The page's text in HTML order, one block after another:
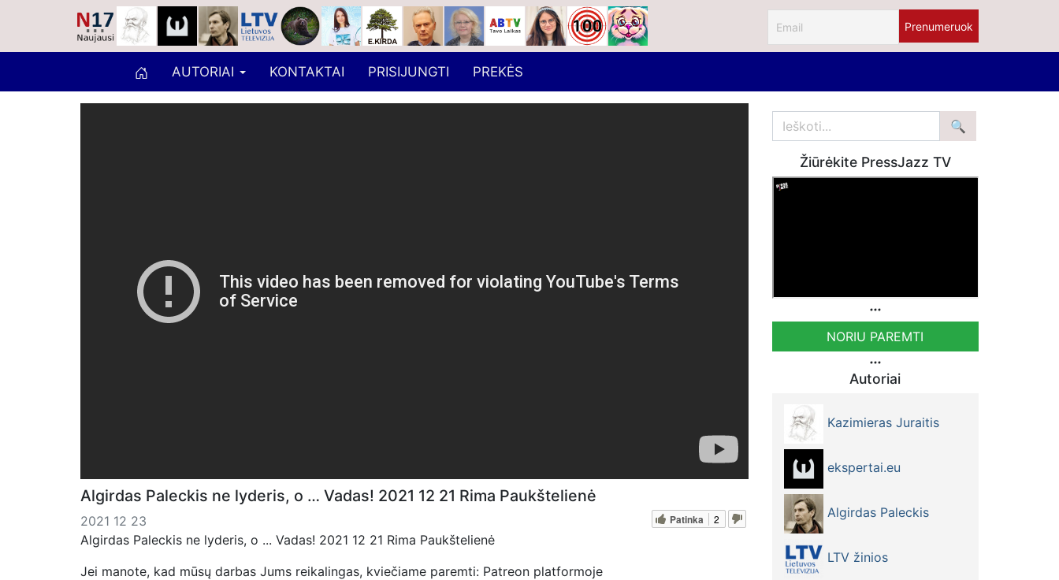
AUTORIAI KONTAKTAI PRISIJUNGTI PREKĖS
Algirdas Paleckis ne lyderis, o … Vadas! 2021 12 21 Rima Paukštelienė
2021 12 23 Patinka 2
Algirdas Paleckis ne lyderis, o ... Vadas! 2021 12 21 Rima Paukštelienė
Jei manote, kad mūsų darbas Jums reikalingas, kviečiame paremti: Patreon platformoje
Žiūrėkite PressJazz TV
NORIU PAREMTI
Autoriai
Kazimieras Juraitis
ekspertai.eu
Algirdas Paleckis
LTV žinios